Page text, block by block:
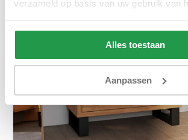
verzameld op basis van uw gebruik van
Alles toestaan
Aanpassen